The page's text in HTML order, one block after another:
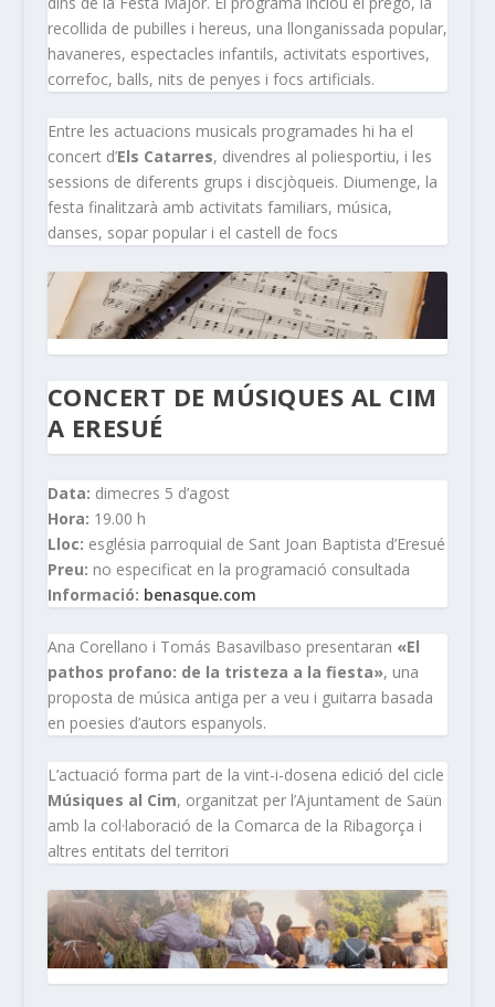
recollida de pubilles i hereus, una llonganissada popular,
havaneres, espectacles infantils, activitats esportives,
correfoc, balls, nits de penyes i focs artificials.
Entre les actuacions musicals programades hi ha el
concert d’Els Catarres, divendres al poliesportiu, i les
sessions de diferents grups i discjòqueis. Diumenge, la
festa finalitzarà amb activitats familiars, música,
danses, sopar popular i el castell de focs
CONCERT DE MÚSIQUES AL CIM
A ERESUÉ
Data: dimecres 5 d’agost
Hora: 19.00 h
Lloc: església parroquial de Sant Joan Baptista d’Eresué
Preu: no especificat en la programació consultada
Informació: benasque.com
Ana Corellano i Tomás Basavilbaso presentaran «El
pathos profano: de la tristeza a la fiesta», una
proposta de música antiga per a veu i guitarra basada
en poesies d’autors espanyols.
L’actuació forma part de la vint-i-dosena edició del cicle
Músiques al Cim, organitzat per l’Ajuntament de Saün
amb la col·laboració de la Comarca de la Ribagorça i
altres entitats del territori